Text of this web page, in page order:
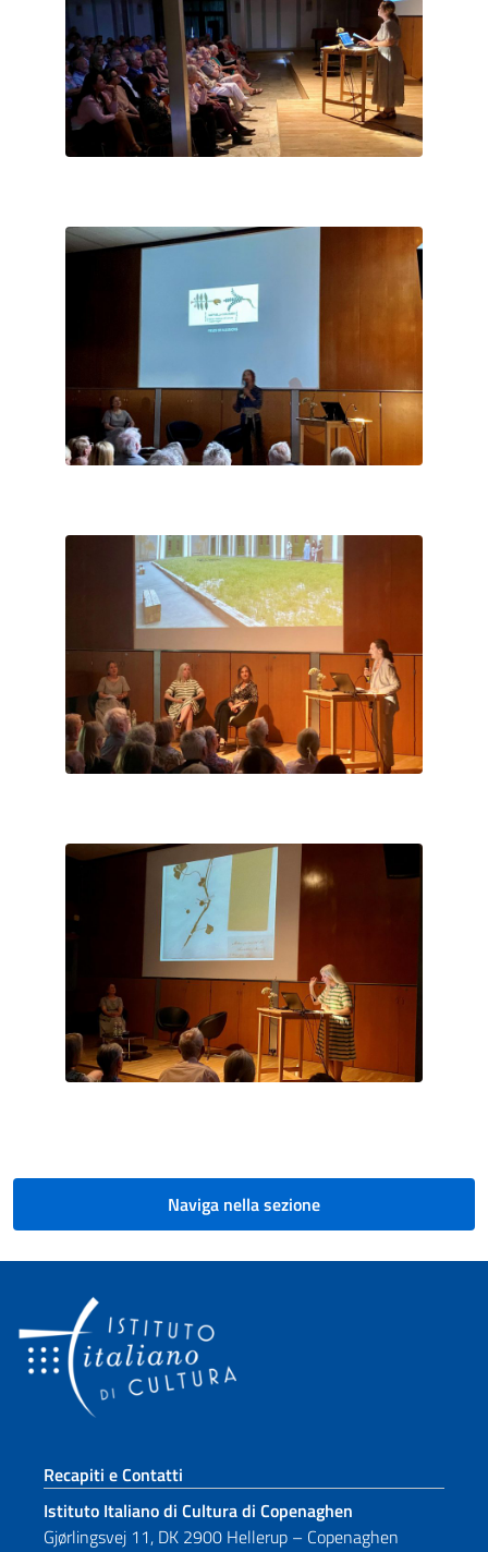
Paginazione
Naviga nella sezione
Sezione footer
Recapiti e Contatti
Istituto Italiano di Cultura di Copenaghen
Gjørlingsvej 11, DK 2900 Hellerup – Copenaghen